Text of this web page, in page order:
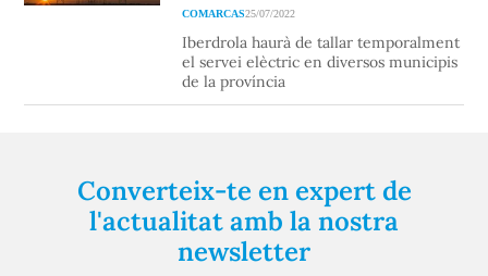
COMARCAS25/07/2022
Iberdrola haurà de tallar temporalment
el servei elèctric en diversos municipis
de la província
Converteix-te en expert de
l'actualitat amb la nostra
newsletter